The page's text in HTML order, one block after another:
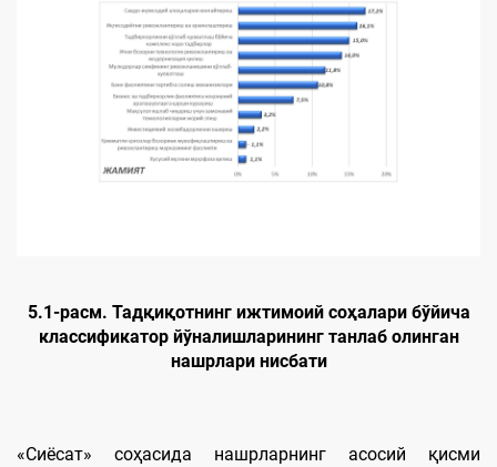
5.1-расм. Тадқиқотнинг ижтимоий соҳалари бўйича
классификатор йўналишларининг танлаб олинган
нашрлари нисбати
«Сиёсат» соҳасида нашрларнинг асосий қисми